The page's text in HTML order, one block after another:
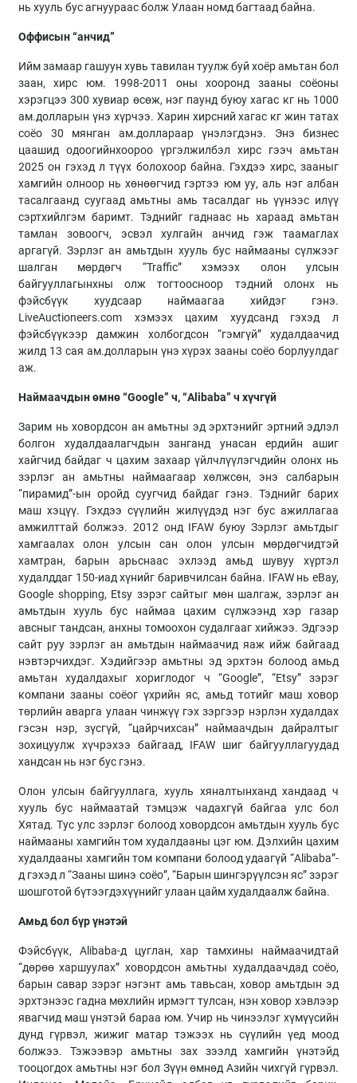
нь хууль бус агнуураас болж Улаан номд багтаад байна.
Оффисын “анчид”
Ийм замаар гашуун хувь тавилан туулж буй хоёр амьтан бол
заан, хирс юм. 1998-2011 оны хооронд зааны соёоны
хэрэгцээ 300 хувиар өсөж, нэг паунд буюу хагас кг нь 1000
ам.долларын үнэ хүрчээ. Харин хирсний хагас кг жин татах
соёо 30 мянган ам.доллараар үнэлэгдэнэ. Энэ бизнес
цаашид одоогийнхоороо үргэлжилбэл хирс гээч амьтан
2025 он гэхэд л түүх болохоор байна. Гэхдээ хирс, зааныг
хамгийн олноор нь хөнөөгчид гэртээ юм уу, аль нэг албан
тасалгаанд суугаад амьтны амь тасалдаг нь үүнээс илүү
сэртхийлгэм баримт. Тэднийг гаднаас нь хараад амьтан
тамлан зовоогч, эсвэл хулгайн анчид гэж таамаглах
аргагүй. Зэрлэг ан амьтдын хууль бус наймааны сүлжээг
шалган мөрдөгч “Traffic” хэмээх олон улсын
байгууллагынхны олж тогтоосноор тэдний олонх нь
фэйсбүүк хуудсаар наймаагаа хийдэг гэнэ.
LiveAuctioneers.com хэмээх цахим хуудсанд гэхэд л
фэйсбүүкээр дамжин холбогдсон “гэмгүй” худалдаачид
жилд 13 сая ам.долларын үнэ хүрэх зааны соёо борлуулдаг
аж.
Наймаачдын өмнө “Google” ч, “Alibaba” ч хүчгүй
Зарим нь ховордсон ан амьтны эд эрхтэнийг эртний эдлэл
болгон худалдаалагчдын занганд унасан ердийн ашиг
хайгчид байдаг ч цахим захаар үйлчлүүлэгчдийн олонх нь
зэрлэг ан амьтны наймаагаар хөлжсөн, энэ салбарын
“пирамид”-ын оройд суугчид байдаг гэнэ. Тэднийг барих
маш хэцүү. Гэхдээ сүүлийн жилүүдэд нэг бус ажиллагаа
амжилттай болжээ. 2012 онд IFAW буюу Зэрлэг амьтдыг
хамгаалах олон улсын сан олон улсын мөрдөгчидтэй
хамтран, барын арьснаас эхлээд амьд шувуу хүртэл
худалддаг 150-иад хүнийг баривчилсан байна. IFAW нь eBay,
Google shopping, Etsy зэрэг сайтыг мөн шалгаж, зэрлэг ан
амьтдын хууль бус наймаа цахим сүлжээнд хэр газар
авсныг тандсан, анхны томоохон судалгааг хийжээ. Эдгээр
сайт руу зэрлэг ан амьтдын наймаачид яаж ийж байгаад
нэвтэрчихдэг. Хэдийгээр амьтны эд эрхтэн болоод амьд
амьтан худалдахыг хориглодог ч “Google”, “Etsy” зэрэг
компани зааны соёог үхрийн яс, амьд тотийг маш ховор
төрлийн аварга улаан чинжүү гэх зэргээр нэрлэн худалдах
гэсэн нэр, зүсгүй, “цайрчихсан” наймаачдын дайралтыг
зохицуулж хүчрэхээ байгаад, IFAW шиг байгууллагуудад
хандсан нь нэг бус гэнэ.
Олон улсын байгууллага, хууль хяналтынханд хандаад ч
хууль бус наймаатай тэмцэж чадахгүй байгаа улс бол
Хятад. Тус улс зэрлэг болоод ховордсон амьтдын хууль бус
наймааны хамгийн том худалдааны цэг юм. Дэлхийн цахим
худалдааны хамгийн том компани болоод удаагүй “Alibaba”-
д гэхэд л “Зааны шинэ соёо”, “Барын шингэрүүлсэн яс” зэрэг
шошготой бүтээгдэхүүнийг улаан цайм худалдаалж байна.
Амьд бол бүр үнэтэй
Фэйсбүүк, Alibaba-д цуглан, хар тамхины наймаачидтай
“дөрөө харшуулах” ховордсон амьтны худалдаачдад соёо,
барын савар зэрэг нэгэнт амь тавьсан, ховор амьтдын эд
эрхтэнээс гадна мөхлийн ирмэгт тулсан, нэн ховор хэвлээр
явагчид маш үнэтэй бараа юм. Учир нь чинээлэг хүмүүсийн
дунд гүрвэл, жижиг матар тэжээх нь сүүлийн үед моод
болжээ. Тэжээвэр амьтны зах зээлд хамгийн үнэтэйд
тооцогдох амьтны нэг бол Зүүн өмнөд Азийн чихгүй гүрвэл.